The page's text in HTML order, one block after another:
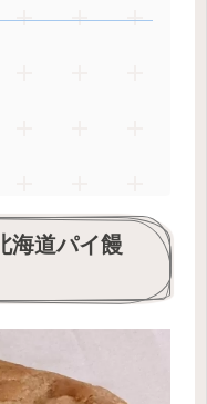
海道パイ饅